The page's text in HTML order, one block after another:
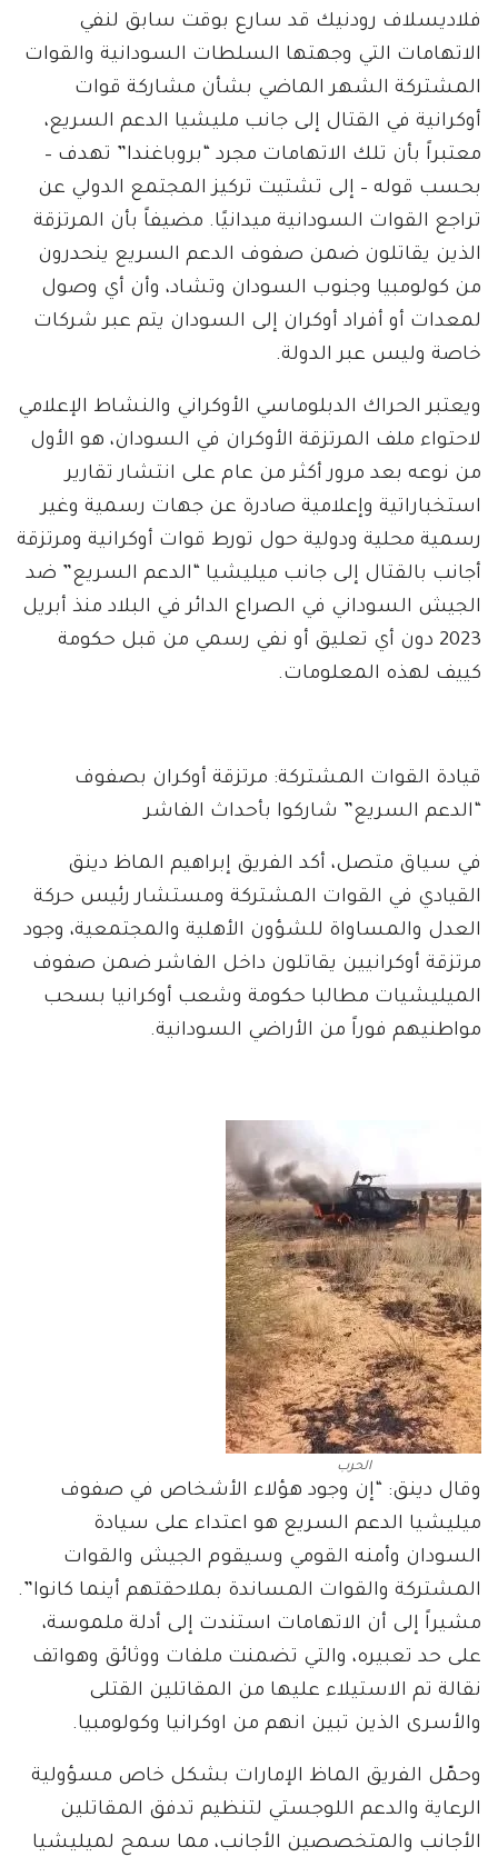
فلاديسلاف رودنيك قد سارع بوقت سابق لنفي
الاتهامات التي وجهتها السلطات السودانية والقوات
المشتركة الشهر الماضي بشأن مشاركة قوات
أوكرانية في القتال إلى جانب مليشيا الدعم السريع،
معتبراً بأن تلك الاتهامات مجرد “بروباغندا” تهدف –
بحسب قوله – إلى تشتيت تركيز المجتمع الدولي عن
تراجع القوات السودانية ميدانيًا. مضيفاً بأن المرتزقة
الذين يقاتلون ضمن صفوف الدعم السريع ينحدرون
من كولومبيا وجنوب السودان وتشاد، وأن أي وصول
لمعدات أو أفراد أوكران إلى السودان يتم عبر شركات
خاصة وليس عبر الدولة.
ويعتبر الحراك الدبلوماسي الأوكراني والنشاط الإعلامي
لاحتواء ملف المرتزقة الأوكران في السودان، هو الأول
من نوعه بعد مرور أكثر من عام على انتشار تقارير
استخباراتية وإعلامية صادرة عن جهات رسمية وغير
رسمية محلية ودولية حول تورط قوات أوكرانية ومرتزقة
أجانب بالقتال إلى جانب ميليشيا “الدعم السريع” ضد
الجيش السوداني في الصراع الدائر في البلاد منذ أبريل
2023 دون أي تعليق أو نفي رسمي من قبل حكومة
كييف لهذه المعلومات.
قيادة القوات المشتركة: مرتزقة أوكران بصفوف
“الدعم السريع” شاركوا بأحداث الفاشر
في سياق متصل، أكد الفريق إبراهيم الماظ دينق
القيادي في القوات المشتركة ومستشار رئيس حركة
العدل والمساواة للشؤون الأهلية والمجتمعية، وجود
مرتزقة أوكرانيين يقاتلون داخل الفاشر ضمن صفوف
الميليشيات مطالبا حكومة وشعب أوكرانيا بسحب
مواطنيهم فوراً من الأراضي السودانية.
الحرب
وقال دينق: “إن وجود هؤلاء الأشخاص في صفوف
ميليشيا الدعم السريع هو اعتداء على سيادة
السودان وأمنه القومي وسيقوم الجيش والقوات
المشتركة والقوات المساندة بملاحقتهم أينما كانوا”.
مشيراً إلى أن الاتهامات استندت إلى أدلة ملموسة،
على حد تعبيره، والتي تضمنت ملفات ووثائق وهواتف
نقالة تم الاستيلاء عليها من المقاتلين القتلى
والأسرى الذين تبين انهم من اوكرانيا وكولومبيا.
وحمّل الفريق الماظ الإمارات بشكل خاص مسؤولية
الرعاية والدعم اللوجستي لتنظيم تدفق المقاتلين
الأجانب والمتخصصين الأجانب، مما سمح لميليشيا